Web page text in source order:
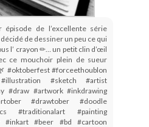
de l’excellente série
de dessiner un peu ce qui
l’ crayon ✏… un petit clin d’œil
ce mouchoir plein de sueur
#oktoberfest #forceethoublon
#sketch #artist
#draw #artwork #inkdrawing
#drawtober #doodle
#traditionalart #painting
#inkart #beer #bd #cartoon